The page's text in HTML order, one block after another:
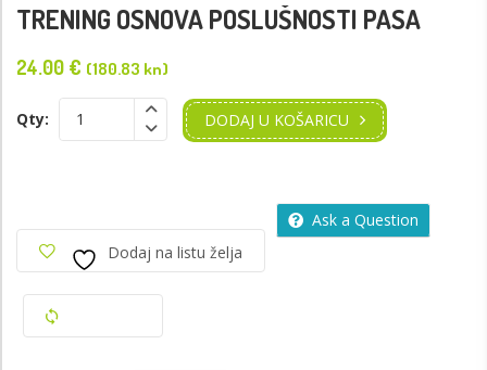
TRENING OSNOVA POSLUŠNOSTI PASA
24.00 € (180.83 kn)
Qty: DODAJ U KOŠARICU
Dodaj na listu želja
Ask a Question